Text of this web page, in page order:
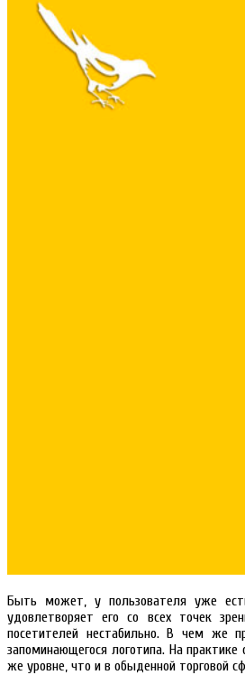
Быть может, у пользователя уже
удовлетворяет его со всех точек
посетителей нестабильно. В чем же
запоминающегося логотипа. На
же уровне, что и в обыденной торговой